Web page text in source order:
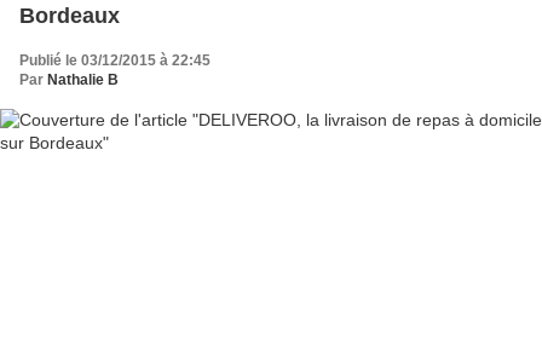
Bordeaux
Publié le 03/12/2015 à 22:45
Par Nathalie B